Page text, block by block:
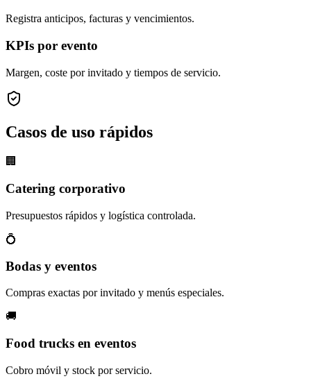
Registra anticipos, facturas y vencimientos.
KPIs por evento
Margen, coste por invitado y tiempos de servicio.
Casos de uso rápidos
🏢
Catering corporativo
Presupuestos rápidos y logística controlada.
💍
Bodas y eventos
Compras exactas por invitado y menús especiales.
🚚
Food trucks en eventos
Cobro móvil y stock por servicio.